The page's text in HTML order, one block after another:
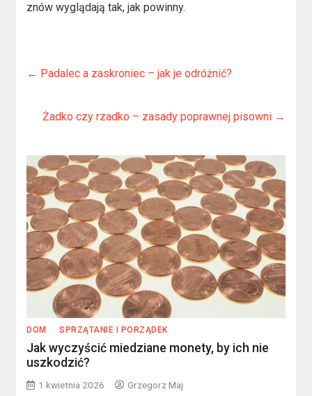
znów wyglądają tak, jak powinny.
← Padalec a zaskroniec – jak je odróżnić?
Żadko czy rzadko – zasady poprawnej pisowni →
DOM SPRZĄTANIE I PORZĄDEK
Jak wyczyścić miedziane monety, by ich nie
uszkodzić?
1 kwietnia 2026 Grzegorz Maj